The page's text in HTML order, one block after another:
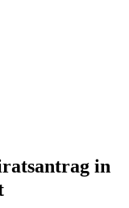
in